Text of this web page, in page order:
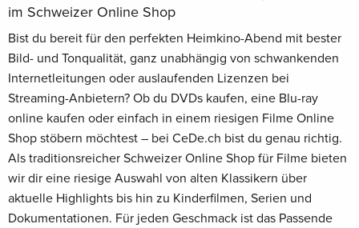
im Schweizer Online Shop
Bist du bereit für den perfekten Heimkino-Abend mit bester
Bild- und Tonqualität, ganz unabhängig von schwankenden
Internetleitungen oder auslaufenden Lizenzen bei
Streaming-Anbietern? Ob du DVDs kaufen, eine Blu-ray
online kaufen oder einfach in einem riesigen Filme Online
Shop stöbern möchtest – bei CeDe.ch bist du genau richtig.
Als traditionsreicher Schweizer Online Shop für Filme bieten
wir dir eine riesige Auswahl von alten Klassikern über
aktuelle Highlights bis hin zu Kinderfilmen, Serien und
Dokumentationen. Für jeden Geschmack ist das Passende